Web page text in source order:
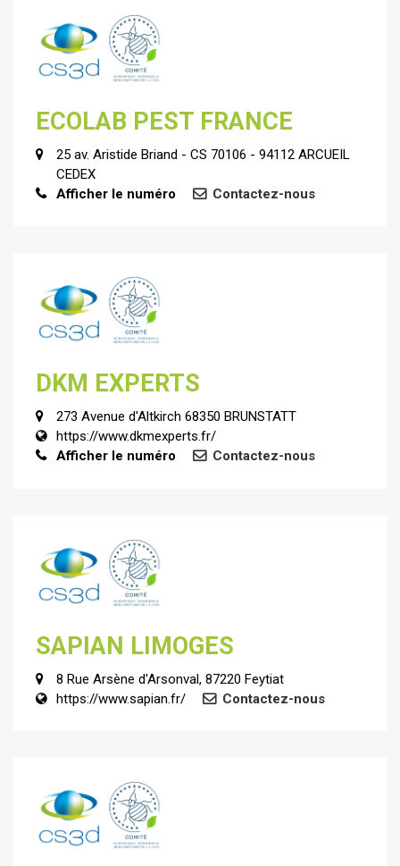
ECOLAB PEST FRANCE
25 av. Aristide Briand - CS 70106 - 94112 ARCUEIL
CEDEX
Afficher le numéro
Contactez-nous
DKM EXPERTS
273 Avenue d'Altkirch 68350 BRUNSTATT
https://www.dkmexperts.fr/
Afficher le numéro
Contactez-nous
SAPIAN LIMOGES
8 Rue Arsène d'Arsonval, 87220 Feytiat
https://www.sapian.fr/
Contactez-nous